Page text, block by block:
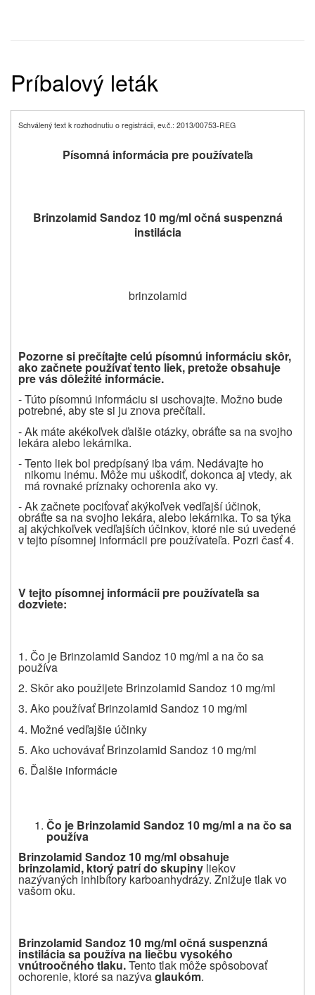
Príbalový leták
Schválený text k rozhodnutiu o registrácii, ev.č.: 2013/00753-REG
Písomná informácia pre používateľa
Brinzolamid Sandoz 10 mg/ml očná suspenzná
instilácia
brinzolamid
Pozorne si prečítajte celú písomnú informáciu skôr,
ako začnete používaťtento liek, pretože obsahuje
pre vás dôležité informácie.
- Túto písomnú informáciu si uschovajte. Možno bude
potrebné, aby ste si ju znova prečítali.
- Ak máte akékoľvek ďalšie otázky, obráťte sa na svojho
lekára alebo lekárnika.
- Tento liek bol predpísaný iba vám. Nedávajte ho
nikomu inému. Môže mu uškodiť, dokonca aj vtedy, ak
má rovnaké príznaky ochorenia ako vy.
- Ak začnete pociťovať akýkoľvek vedľajší účinok,
obráťte sa na svojho lekára, alebo lekárnika. To sa týka
aj akýchkoľvek vedľajších účinkov, ktoré nie sú uvedené
v tejto písomnej informácii pre používateľa. Pozri časť 4.
V tejto písomnej informácii pre používateľa sa
dozviete:
1. Čo je Brinzolamid Sandoz 10 mg/ml a na čo sa
používa
2. Skôr ako použijete Brinzolamid Sandoz 10 mg/ml
3. Ako používať Brinzolamid Sandoz 10 mg/ml
4. Možné vedľajšie účinky
5. Ako uchovávať Brinzolamid Sandoz 10 mg/ml
6. Ďalšie informácie
Čo je Brinzolamid Sandoz 10 mg/ml a na čo sa
používa
Brinzolamid Sandoz 10 mg/ml obsahuje
brinzolamid, ktorý patrí do skupiny liekov
nazývaných inhibítory karboanhydrázy. Znižuje tlak vo
vašom oku.
Brinzolamid Sandoz 10 mg/ml očná suspenzná
instilácia sa používa na liečbu vysokého
vnútroočného tlaku.Tento tlak môže spôsobovať
ochorenie, ktoré sa nazývaglaukóm.